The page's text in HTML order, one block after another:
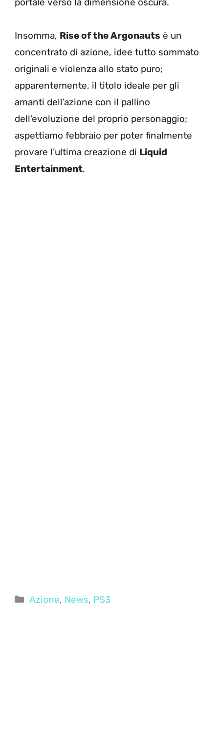
Insomma, Rise of the Argonauts è un
concentrato di azione, idee tutto sommato
originali e violenza allo stato puro;
apparentemente, il titolo ideale per gli
amanti dell’azione con il pallino
dell’evoluzione del proprio personaggio;
aspettiamo febbraio per poter finalmente
provare l’ultima creazione di Liquid
Entertainment.
Categorie
Azione, News, PS3